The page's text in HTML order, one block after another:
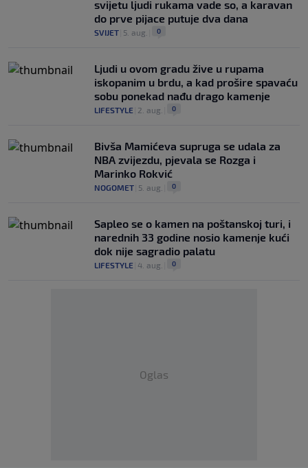
svijetu ljudi rukama vade so, a karavan
do prve pijace putuje dva dana
SVIJET 5. aug. 0
Ljudi u ovom gradu žive u rupama
iskopanim u brdu, a kad prošire spavaću
sobu ponekad nađu drago kamenje
LIFESTYLE 2. aug. 0
Bivša Mamićeva supruga se udala za
NBA zvijezdu, pjevala se Rozga i
Marinko Rokvić
NOGOMET 5. aug. 0
Saplео se o kamen na poštanskoj turi, i
narednih 33 godine nosio kamenje kući
dok nije sagradio palatu
LIFESTYLE 4. aug. 0
Oglas